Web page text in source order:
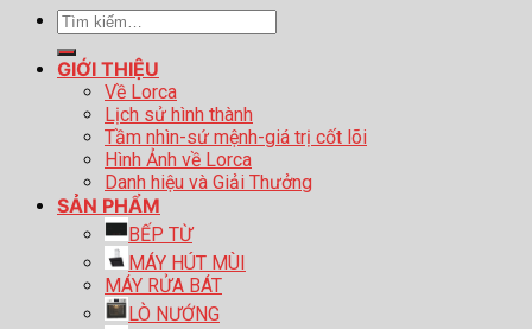
Tìm
kiếm:
GIỚI THIỆU
Về Lorca
Lịch sử hình thành
Tầm nhìn-sứ mệnh-giá trị cốt lõi
Hình Ảnh về Lorca
Danh hiệu và Giải Thưởng
SẢN PHẨM
BẾP TỪ
MÁY HÚT MÙI
MÁY RỬA BÁT
LÒ NƯỚNG